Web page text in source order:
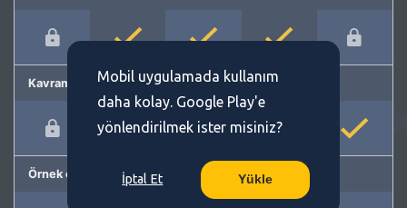
Kavram önerme
Örnek cümleler
Mobil uygulamada kullanım
daha kolay. Google Play'e
yönlendirilmek ister misiniz?
İptal Et Yükle